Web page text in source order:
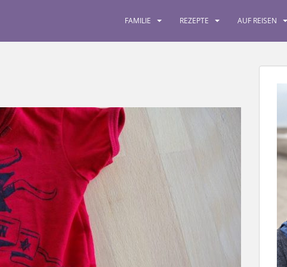
FAMILIE REZEPTE AUF REISEN